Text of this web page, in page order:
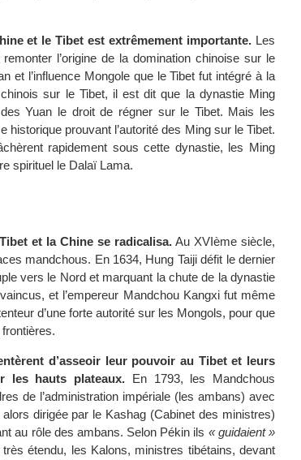
et le Tibet est extrêmement importante. Les
l’origine de la domination chinoise sur le
et l’influence Mongole que le Tibet fut intégré à la
sur le Tibet, il est dit que la dynastie Ming
Yuan le droit de régner sur le Tibet. Mais les
historique prouvant l’autorité des Ming sur le Tibet.
rapidement sous cette dynastie, les Ming
spirituel le Dalaï Lama.
et la Chine se radicalisa. Au XVIème siècle,
mandchous. En 1634, Hung Taiji défit le dernier
vers le Nord et marquant la chute de la dynastie
et l’empereur Mandchou Kangxi fut même
d’une forte autorité sur les Mongols, pour que
d’asseoir leur pouvoir au Tibet et leurs
les hauts plateaux. En 1793, les Mandchous
de l’administration impériale (les ambans) avec
alors dirigée par le Kashag (Cabinet des ministres)
au rôle des ambans. Selon Pékin ils « guidaient »
étendu, les Kalons, ministres tibétains, devant